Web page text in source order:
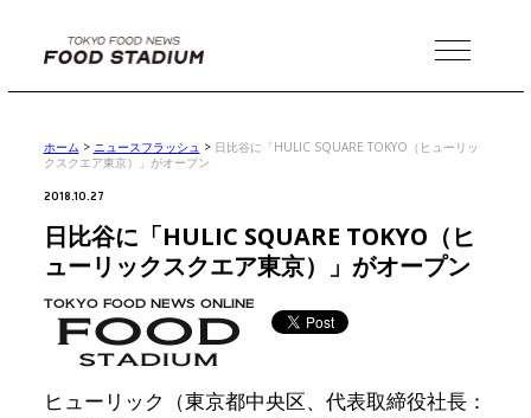
MENU
ホーム > ニュースフラッシュ > 日比谷に「HULIC SQUARE TOKYO（ヒューリッ
クスクエア東京）」がオープン
2018.10.27
日比谷に「HULIC SQUARE TOKYO（ヒ
ューリックスクエア東京）」がオープン
ヒューリック（東京都中央区、代表取締役社長：